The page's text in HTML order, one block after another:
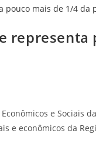
e Sociais
e econômicos da